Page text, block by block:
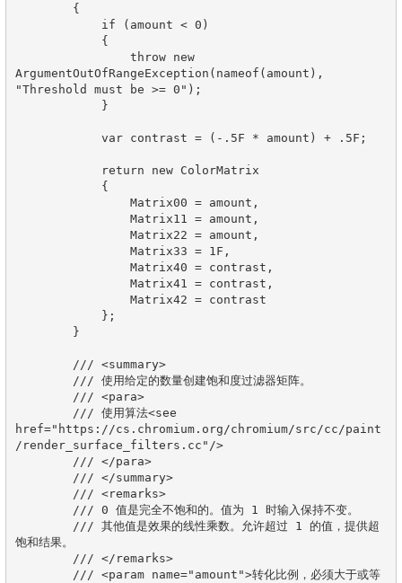
ArgumentOutOfRangeException(nameof(amount),
"Threshold must be >= 0");
href="https://cs.chromium.org/chromium/src/cc/paint
/render_surface_filters.cc"/>
饱和结果。